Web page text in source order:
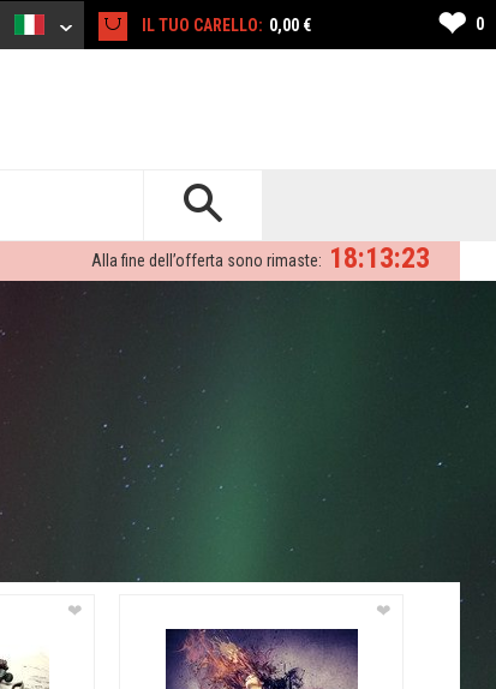
IL TUO CARELLO: 0,00 € ❤ 0
18:13:22
Alla fine dell’offerta sono rimaste:
❤ ❤